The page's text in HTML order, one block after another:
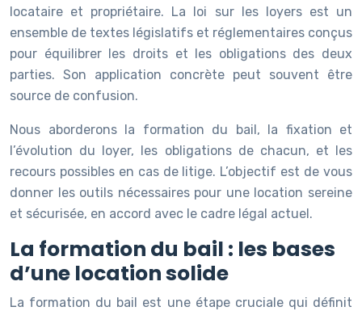
locataire et propriétaire. La loi sur les loyers est un
ensemble de textes législatifs et réglementaires conçus
pour équilibrer les droits et les obligations des deux
parties. Son application concrète peut souvent être
source de confusion.
Nous aborderons la formation du bail, la fixation et
l’évolution du loyer, les obligations de chacun, et les
recours possibles en cas de litige. L’objectif est de vous
donner les outils nécessaires pour une location sereine
et sécurisée, en accord avec le cadre légal actuel.
La formation du bail : les bases
d’une location solide
La formation du bail est une étape cruciale qui définit